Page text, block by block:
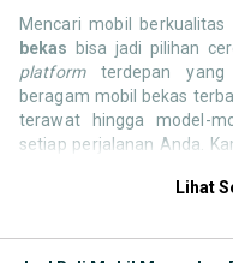
Mencari mobil berkualitas
bekas bisa jadi pilihan
platformterdepan yang
beragam mobil bekas
terawat hingga model-
setiap perjalanan Anda.
ribuan daftar dari
dengan gaya hidup,
Lihat